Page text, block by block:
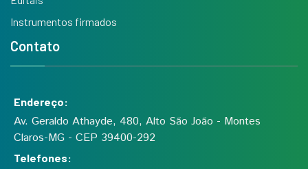
Instrumentos firmados
Contato
Endereço:
Av. Geraldo Athayde, 480, Alto São João - Montes
Claros-MG - CEP 39400-292
Telefones: